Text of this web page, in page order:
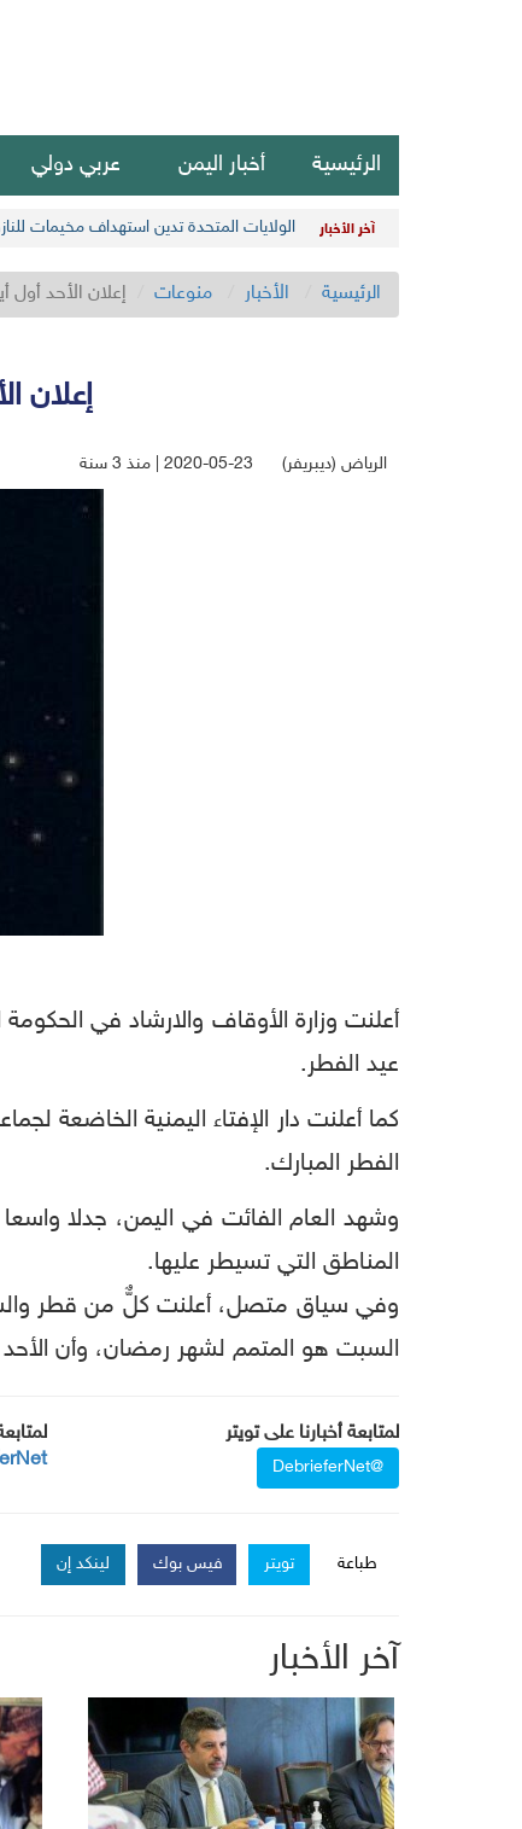
الرئيسية أخبار اليمن عربي دولي
آخر الأخبار الولايات المتحدة تدين استهداف مخيمات
الرئيسية الأخبار منوعات إعلان الأحد أول
إعلان
الرياض (ديبريفر) 2020-05-23 | منذ 3 سنة
أعلنت وزارة الأوقاف والارشاد في
عيد الفطر.
كما أعلنت دار الإفتاء اليمنية الخاضعة
الفطر المبارك.
وشهد العام الفائت في اليمن، جدلا
المناطق التي تسيطر عليها.
وفي سياق متصل، أعلنت كلٌّ من قطر
السبت هو المتمم لشهر رمضان، وأن الأحد
لمتابعة أخبارنا على تويتر
@DebrieferNet
طباعة تويتر فيس بوك لينكد إن
آخر الأخبار